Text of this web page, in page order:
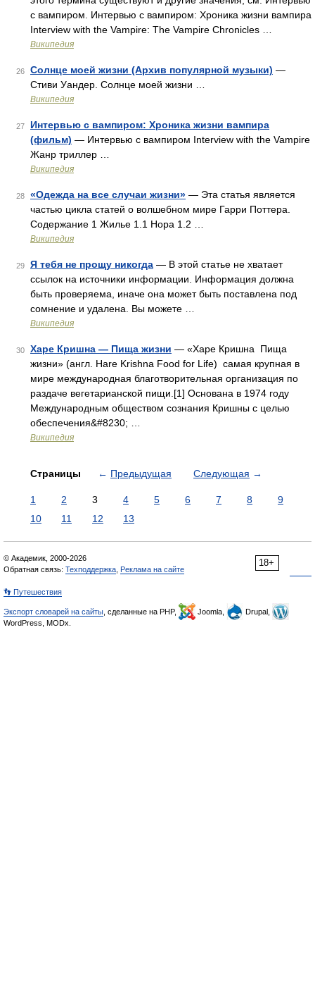
с вампиром. Интервью с вампиром: Хроника жизни вампира
Interview with the Vampire: The Vampire Chronicles …
Википедия
26 Солнце моей жизни (Архив популярной музыки) —
Стиви Уандер. Солнце моей жизни …
Википедия
27
Интервью с вампиром: Хроника жизни вампира
(фильм) — Интервью с вампиром Interview with the Vampire
Жанр триллер …
Википедия
28 «Одежда на все случаи жизни» — Эта статья является
частью цикла статей о волшебном мире Гарри Поттера.
Содержание 1 Жилье 1.1 Нора 1.2 …
Википедия
29 Я тебя не прощу никогда — В этой статье не хватает
ссылок на источники информации. Информация должна
быть проверяема, иначе она может быть поставлена под
сомнение и удалена. Вы можете …
Википедия
30 Харе Кришна — Пища жизни — «Харе Кришна Пища
жизни» (англ. Hare Krishna Food for Life) самая крупная в
мире международная благотворительная организация по
раздаче вегетарианской пищи.[1] Основана в 1974 году
Международным обществом сознания Кришны с целью
обеспечения&#8230; …
Википедия
Страницы ← Предыдущая Следующая →
1 2 3 4 5 6 7 8
9
10
11 12 13
18+
© Академик, 2000-2026
Обратная связь: Техподдержка Реклама на сайте
👣 Путешествия
Экспорт словарей на сайты , сделанные на PHP, Joomla,
Drupal,
WordPress, MODx.